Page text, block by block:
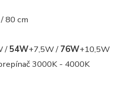
80 cm
/54W+7,5W / 76W+10,5W
3000K - 4000K